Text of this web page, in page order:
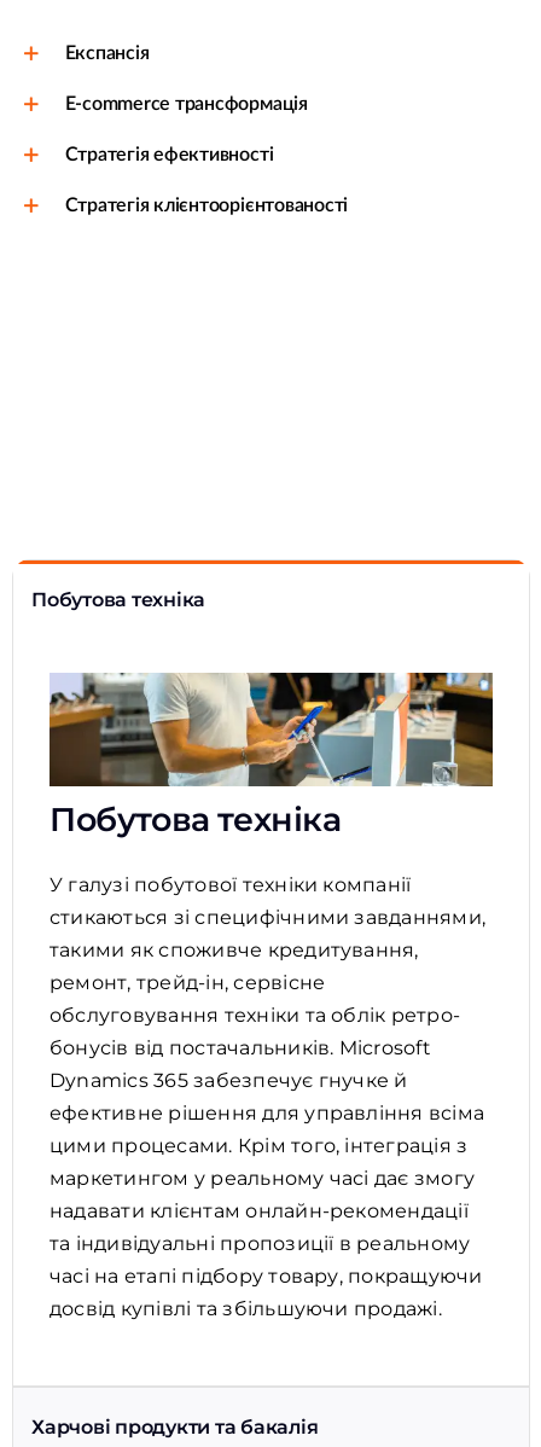
Експансія
E-commerce трансформація
Стратегія ефективності
Стратегія клієнтоорієнтованості
Побутова техніка
Побутова техніка
У галузі побутової техніки компанії
стикаються зі специфічними завданнями,
такими як споживче кредитування,
ремонт, трейд-ін, сервісне
обслуговування техніки та облік ретро-
бонусів від постачальників. Microsoft
Dynamics 365 забезпечує гнучке й
ефективне рішення для управління всіма
цими процесами. Крім того, інтеграція з
маркетингом у реальному часі дає змогу
надавати клієнтам онлайн-рекомендації
та індивідуальні пропозиції в реальному
часі на етапі підбору товару, покращуючи
досвід купівлі та збільшуючи продажі.
Харчові продукти та бакалія